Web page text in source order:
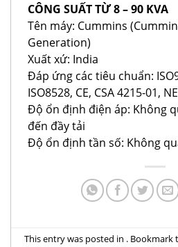
CÔNG SUẤT TỪ 8 – 90 KVA
Tên máy: Cummins
Generation)
Xuất xứ: India
Đáp ứng các tiêu chuẩn:
ISO8528, CE, CSA 4215-01,
Độ ổn định điện áp: Không
đến đầy tải
Độ ổn định tần số: Không
This entry was posted in . Bookmark